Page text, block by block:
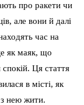
про ракети чи
але вони й далі
час на
як маяк, що
Ця стаття
в місті, як
з нею жити.